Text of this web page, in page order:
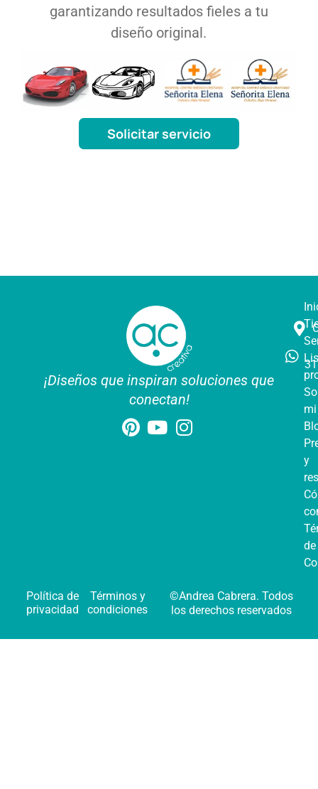
garantizando resultados fieles a tu
diseño original.
Solicitar servicio
¡Diseños que inspiran soluciones que
conectan!
mi
y
Política de
privacidad
Términos y
condiciones
©Andrea Cabrera. Todos
los derechos reservados